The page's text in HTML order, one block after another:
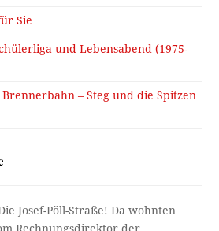
Sie
und Lebensabend (1975-
– Steg und die Spitzen
Josef-Pöll-Straße! Da wohnten